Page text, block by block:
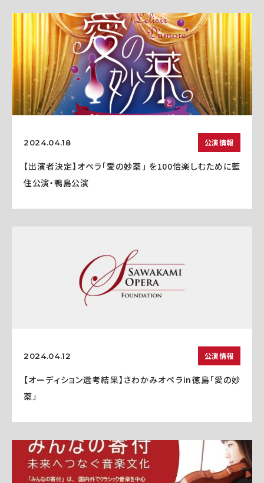
2024.04.18 公演情報
【出演者決定】オペラ「愛の妙薬」 を100倍楽しむために藍
住公演・鴨島公演
2024.04.12 公演情報
【オーディション選考結果】さわかみオペラin徳島「愛の妙
薬」